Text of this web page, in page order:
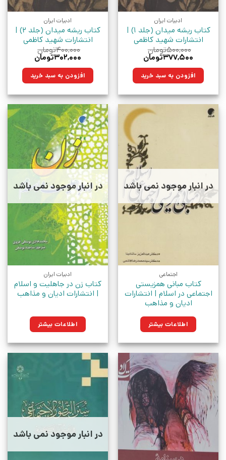
ادبیات ایران
کتاب ریشه میدان (جلد 1) |
انتشارات شهید کاظمی
۵۰۰,۰۰۰تومان
قیمت
۵۰۰,۰۰۰تومان
بود.
۳۷۷,۵۰۰تومان
۳۷۷,۵۰۰تومان.افزودن به سبد خرید
ادبیات ایران
کتاب ریشه میدان (جلد 2) |
انتشارات شهید کاظمی
۴۰۰,۰۰۰تومان
قیمت
۴۰۰,۰۰۰تومان
بود.
۳۰۲,۰۰۰تومان
۳۰۲,۰۰۰تومان.افزودن به سبد خرید
در انبار موجود نمی باشد
اجتماعی
کتاب مبانی همزیستی
اجتماعی در اسلام | انتشارات
ادیان و مذاهب
اطلاعات بیشتر
در انبار موجود نمی باشد
ادبیات ایران
کتاب زن در جاهلیت و اسلام
| انتشارات ادیان و مذاهب
اطلاعات بیشتر
در انبار موجود نمی باشد